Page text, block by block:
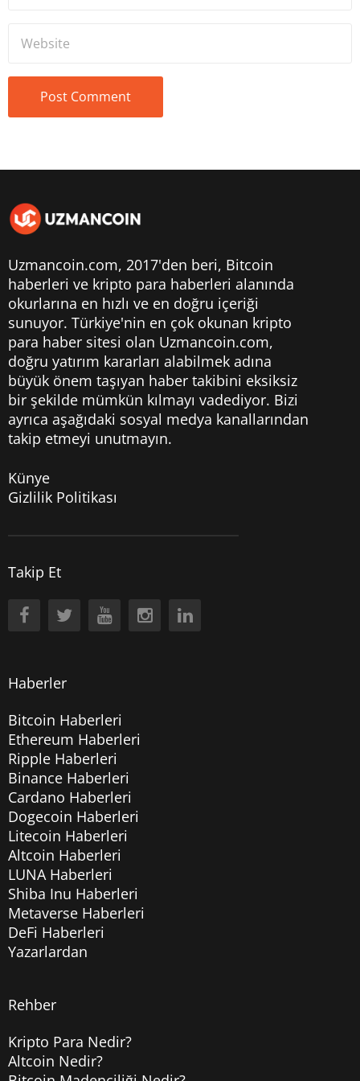
Uzmancoin.com, 2017'den beri, Bitcoin
haberleri ve kripto para haberleri alanında
okurlarına en hızlı ve en doğru içeriği
sunuyor. Türkiye'nin en çok okunan kripto
para haber sitesi olan Uzmancoin.com,
doğru yatırım kararları alabilmek adına
büyük önem taşıyan haber takibini eksiksiz
bir şekilde mümkün kılmayı vadediyor. Bizi
ayrıca aşağıdaki sosyal medya kanallarından
takip etmeyi unutmayın.
Künye
Gizlilik Politikası
Takip Et
Haberler
Bitcoin Haberleri
Ethereum Haberleri
Ripple Haberleri
Binance Haberleri
Cardano Haberleri
Dogecoin Haberleri
Litecoin Haberleri
Altcoin Haberleri
LUNA Haberleri
Shiba Inu Haberleri
Metaverse Haberleri
DeFi Haberleri
Yazarlardan
Rehber
Kripto Para Nedir?
Altcoin Nedir?